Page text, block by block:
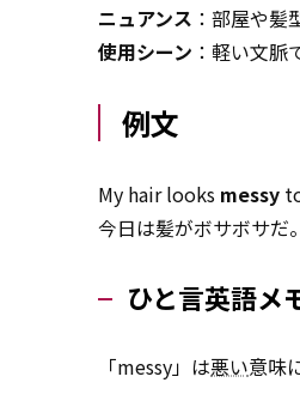
ニュアンス ：部屋や髪
使用シーン ：軽い文脈
例文
My hair looks messy
今日は髪がボサボサだ。
ひと言英語メ
「messy」は悪い意味